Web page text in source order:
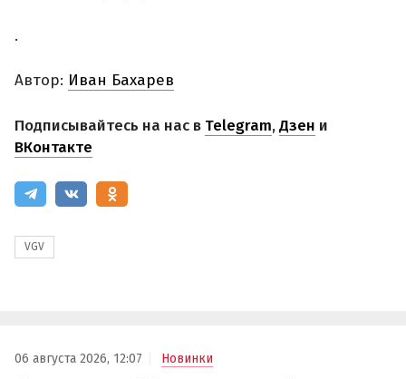
.
Автор: Иван Бахарев
Подписывайтесь на нас в Telegram,Дзен и
ВКонтакте
VGV
06 августа 2026, 12:07 Новинки